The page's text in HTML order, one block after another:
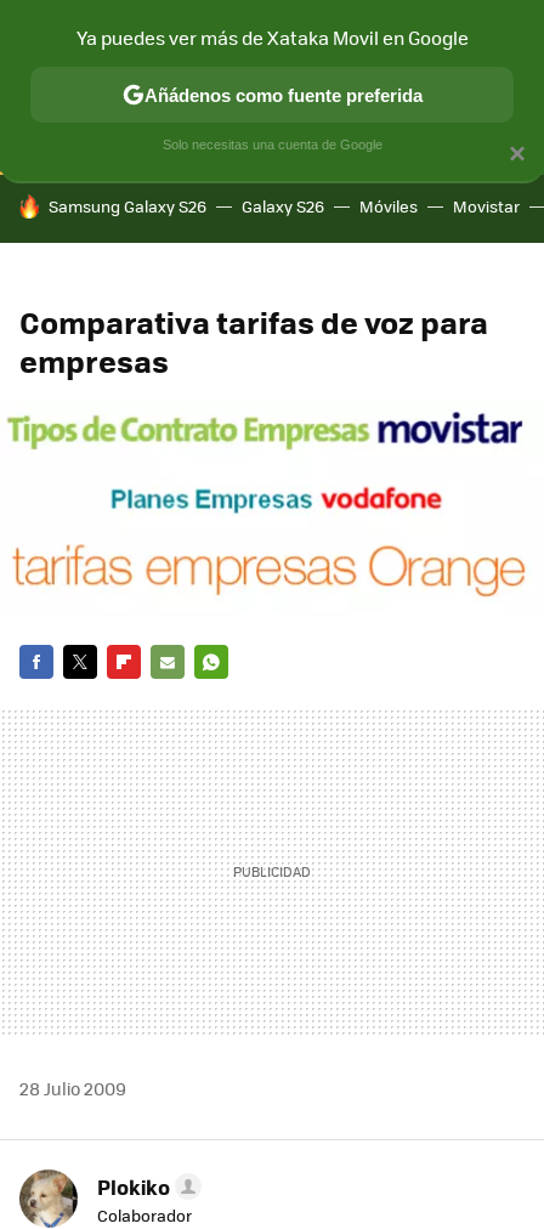
CONECTIVIDAD MÓVIL Y SOCIEDAD APLICACIONES
HOY SE HABLA DE
Samsung Galaxy S26 Galaxy S26 Móviles Movistar
Comparativa tarifas de voz para
empresas
MAIL
28 Julio 2009
Plokiko
Colaborador
×
Ya puedes ver más de Xataka Movil en Google
Añádenos como fuente preferida
Solo necesitas una cuenta de Google